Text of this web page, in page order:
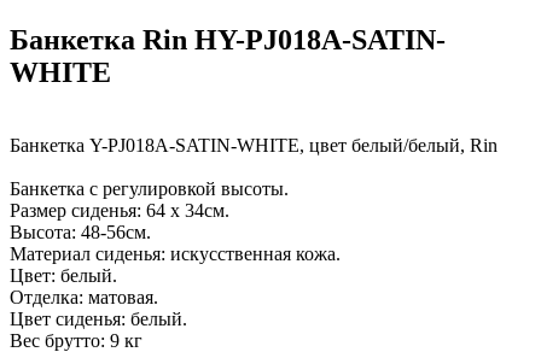
Банкетка Rin HY-PJ018A-SATIN-
WHITE
Банкетка Y-PJ018A-SATIN-WHITE, цвет белый/белый, Rin
Банкетка с регулировкой высоты.
Размер сиденья: 64 х 34см.
Высота: 48-56см.
Материал сиденья: искусственная кожа.
Цвет: белый.
Отделка: матовая.
Цвет сиденья: белый.
Вес брутто: 9 кг